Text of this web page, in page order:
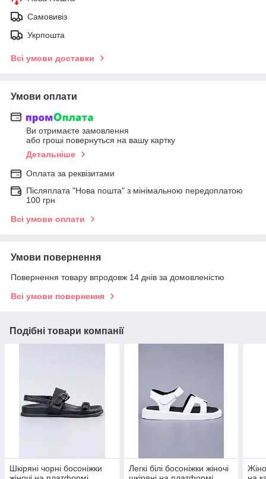
Самовивіз
Укрпошта
Всі умови доставки
Умови оплати
Ви отримаєте замовлення
або гроші повернуться на вашу картку
Детальніше
Оплата за реквізитами
Післяплата "Нова пошта" з мінімальною передоплатою
100 грн
Всі умови оплати
Умови повернення
Повернення товару впродовж 14 днів за домовленістю
Всі умови повернення
Подібні товари компанії
Шкіряні чорні босоніжки
Легкі білі босоніжки жіночі